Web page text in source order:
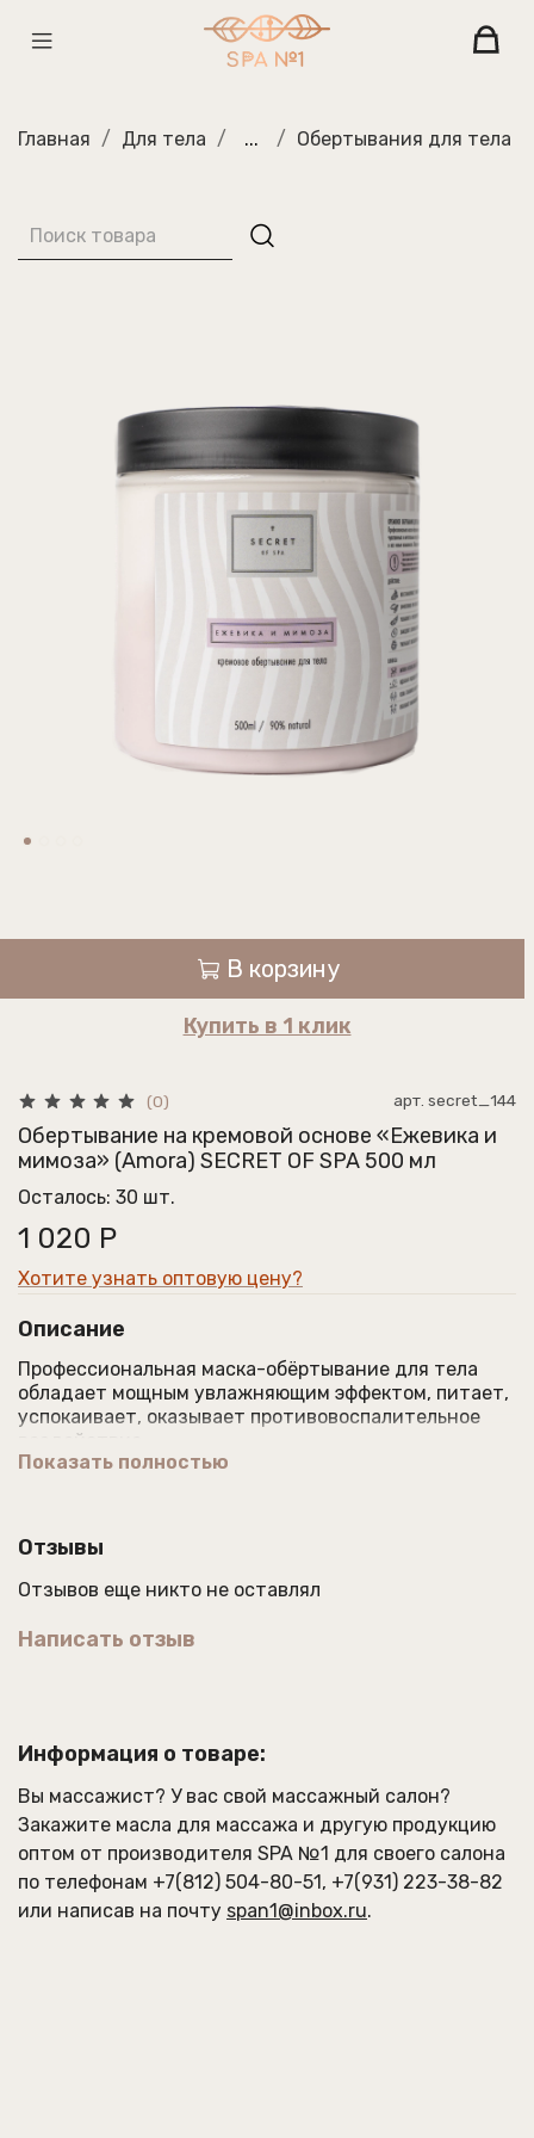
Главная Для тела ... Обертывания для тела
В корзину
Купить в 1 клик
(0) арт. secret_144
Обертывание на кремовой основе «Ежевика и
мимоза» (Amora) SECRET OF SPA 500 мл
Осталось: 30 шт.
1 020 Р
Хотите узнать оптовую цену?
Описание
Профессиональная маска-обёртывание для тела
обладает мощным увлажняющим эффектом, питает,
успокаивает, оказывает противовоспалительное
воздействие.
Подходит для всех типов кожи (в том числе, для
сухих участков).
рубцами;
соевое масло - увлажняет и регенерирует
кожу, смягчает и разравнивает ее;
витамин Е - замедляет старение клеток,
регенерирует и обновляет;
экстракт ягод ежевики - уменьшает
воспаления на коже, питает и увлажняет ее,
Показать полностью
Отзывы
Отзывов еще никто не оставлял
Написать отзыв
Информация о товаре:
Вы массажист? У вас свой массажный салон?
Закажите масла для массажа и другую продукцию
оптом от производителя SPA №1 для своего салона
по телефонам +7(812) 504-80-51, +7(931) 223-38-82
или написав на почту span1@inbox.ru.